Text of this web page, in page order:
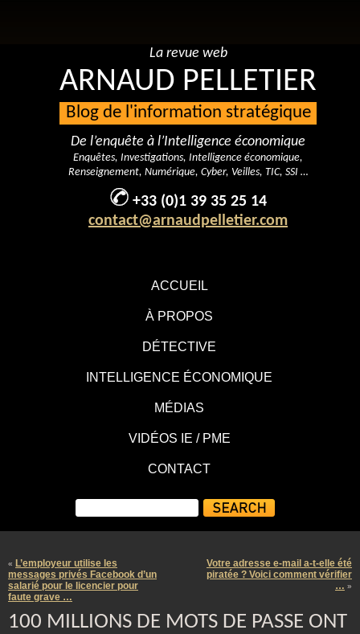
ACCUEIL
À PROPOS
DÉTECTIVE
INTELLIGENCE ÉCONOMIQUE
MÉDIAS
VIDÉOS IE / PME
CONTACT
La revue web
ARNAUD PELLETIER
Blog de l'information stratégique
De l’enquête à l’Intelligence économique
Enquêtes, Investigations, Intelligence économique,
Renseignement, Numérique, Cyber, Veilles, TIC, SSI …
+33 (0)1 39 35 25 14
contact@arnaudpelletier.com
« L’employeur utilise les
messages privés Facebook d’un
salarié pour le licencier pour
faute grave …
Votre adresse e-mail a-t-elle été
piratée ? Voici comment vérifier
… »
100 MILLIONS DE MOTS DE PASSE ONT